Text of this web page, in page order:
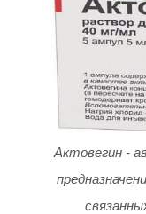
Актовегин -